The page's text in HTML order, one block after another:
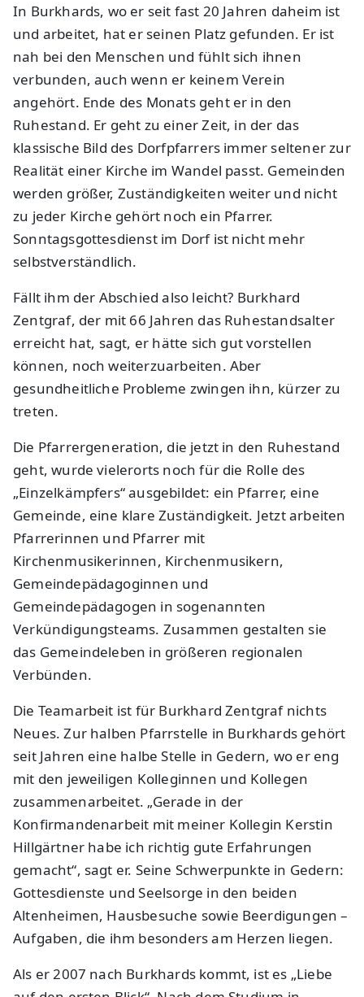
In Burkhards, wo er seit fast 20 Jahren daheim ist
und arbeitet, hat er seinen Platz gefunden. Er ist
nah bei den Menschen und fühlt sich ihnen
verbunden, auch wenn er keinem Verein
angehört. Ende des Monats geht er in den
Ruhestand. Er geht zu einer Zeit, in der das
klassische Bild des Dorfpfarrers immer seltener zur
Realität einer Kirche im Wandel passt. Gemeinden
werden größer, Zuständigkeiten weiter und nicht
zu jeder Kirche gehört noch ein Pfarrer.
Sonntagsgottesdienst im Dorf ist nicht mehr
selbstverständlich.
Fällt ihm der Abschied also leicht? Burkhard
Zentgraf, der mit 66 Jahren das Ruhestandsalter
erreicht hat, sagt, er hätte sich gut vorstellen
können, noch weiterzuarbeiten. Aber
gesundheitliche Probleme zwingen ihn, kürzer zu
treten.
Die Pfarrergeneration, die jetzt in den Ruhestand
geht, wurde vielerorts noch für die Rolle des
„Einzelkämpfers“ ausgebildet: ein Pfarrer, eine
Gemeinde, eine klare Zuständigkeit. Jetzt arbeiten
Pfarrerinnen und Pfarrer mit
Kirchenmusikerinnen, Kirchenmusikern,
Gemeindepädagoginnen und
Gemeindepädagogen in sogenannten
Verkündigungsteams. Zusammen gestalten sie
das Gemeindeleben in größeren regionalen
Verbünden.
Die Teamarbeit ist für Burkhard Zentgraf nichts
Neues. Zur halben Pfarrstelle in Burkhards gehört
seit Jahren eine halbe Stelle in Gedern, wo er eng
mit den jeweiligen Kolleginnen und Kollegen
zusammenarbeitet. „Gerade in der
Konfirmandenarbeit mit meiner Kollegin Kerstin
Hillgärtner habe ich richtig gute Erfahrungen
gemacht“, sagt er. Seine Schwerpunkte in Gedern:
Gottesdienste und Seelsorge in den beiden
Altenheimen, Hausbesuche sowie Beerdigungen –
Aufgaben, die ihm besonders am Herzen liegen.
Als er 2007 nach Burkhards kommt, ist es „Liebe